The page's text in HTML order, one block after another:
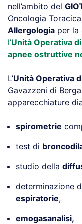
nell’ambito del
Oncologia
Allergologia per la
l’Unità Operativa
apnee ostruttive
L’Unità Operativa
Gavazzeni di
apparecchiature
spirometrie
test di
studio della
determinazione
espiratorie,
emogasanalisi,